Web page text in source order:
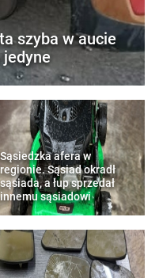
szyba w aucie
Sąsiedzka afera w
regionie. Sąsiad okradł
sąsiada, a łup sprzedał
innemu sąsiadowi